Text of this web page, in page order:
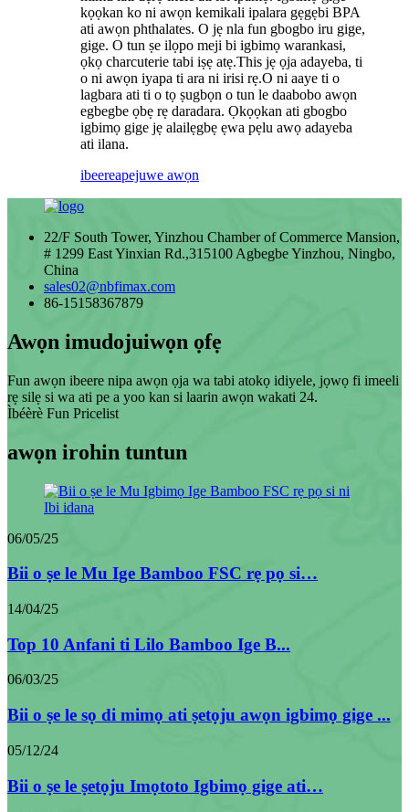
kọọkan ko ni awọn kemikali ipalara gẹgẹbi BPA
ati awọn phthalates. O jẹ nla fun gbogbo iru gige,
gige. O tun ṣe ilọpo meji bi igbimọ warankasi,
ọkọ charcuterie tabi iṣẹ atẹ.This jẹ ọja adayeba, ti
o ni awọn iyapa ti ara ni irisi rẹ.O ni aaye ti o
lagbara ati ti o tọ ṣugbọn o tun le daabobo awọn
egbegbe ọbẹ rẹ daradara. Ọkọọkan ati gbogbo
igbimọ gige jẹ alailẹgbẹ ẹwa pẹlu awọ adayeba
ati ilana.
ibeereapejuwe awọn
22/F South Tower, Yinzhou Chamber of Commerce Mansion,
# 1299 East Yinxian Rd.,315100 Agbegbe Yinzhou, Ningbo,
China
sales02@nbfimax.com
86-15158367879
Awọn imudojuiwọn ọfẹ
Fun awọn ibeere nipa awọn ọja wa tabi atokọ idiyele, jọwọ fi imeeli
rẹ silẹ si wa ati pe a yoo kan si laarin awọn wakati 24.
Ìbéèrè Fun Pricelist
awọn irohin tuntun
06/05/25
Bii o ṣe le Mu Ige Bamboo FSC rẹ pọ si…
14/04/25
Top 10 Anfani ti Lilo Bamboo Ige B...
06/03/25
Bii o ṣe le sọ di mimọ ati ṣetọju awọn igbimọ gige ...
05/12/24
Bii o ṣe le ṣetọju Imọtoto Igbimọ gige ati…